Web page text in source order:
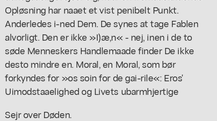
Opløsning har naaet et vist penibelt Punkt.
Anderledes i-ned Dem. De synes at tage Fablen
alvorligt. Den er ikke »I)æ,n« - nej, inen i de to
søde Menneskers Handlemaade finder De ikke
desto mindre en. Moral, en Moral, som bør
forkyndes for »os soin for de gai-rile«: Eros'
Uimodstaaelighed og Livets ubarmhjertige
Sejr over Døden.